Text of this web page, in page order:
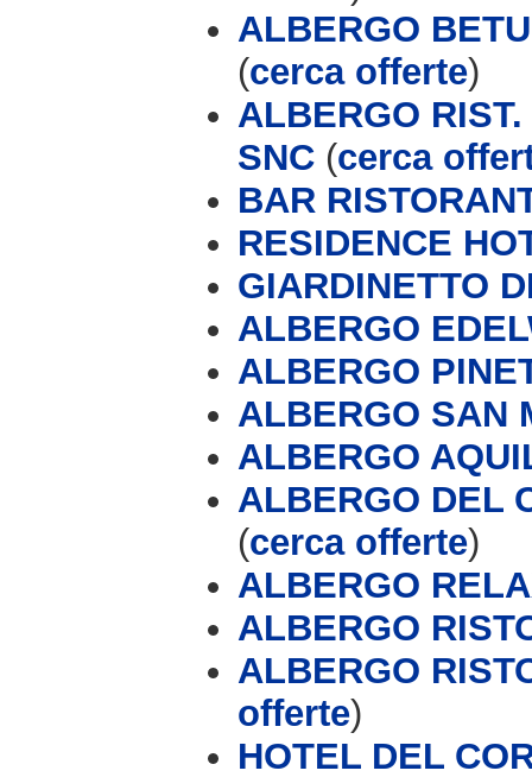
ALBERGO
(cerca offerte)
ALBERGO
SNC (cerca
BAR
RESIDENCE
GIARDINETTO
ALBERGO
ALBERGO
ALBERGO SAN
ALBERGO
ALBERGO DEL
(cerca offerte)
ALBERGO
ALBERGO
ALBERGO
offerte)
HOTEL DEL